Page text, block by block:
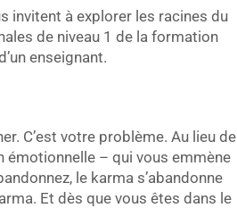
invitent à explorer les racines du
de niveau 1 de la formation
enseignant.
C’est votre problème. Au lieu de
émotionnelle – qui vous emmène
le karma s’abandonne
Et dès que vous êtes dans le